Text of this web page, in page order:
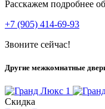
Расскажем подробнее
+7 (905) 414-69-93
Звоните сейчас!
Другие межкомнатные
Скидка